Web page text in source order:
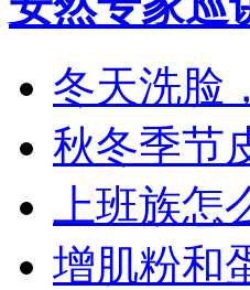
冬天洗脸
秋冬季节
上班族
增肌粉和